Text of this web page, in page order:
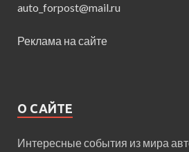
auto_forpost@mail.ru
Реклама на сайте
О САЙТЕ
Интересные события из мира